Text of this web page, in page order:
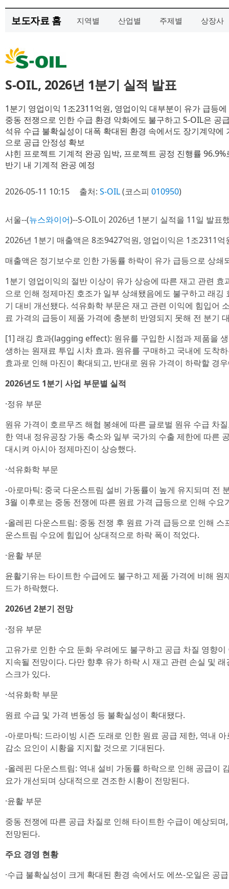
보도자료 홈 지역별 산업별 주제별 상장사
S-OIL, 2026년 1분기 실적 발표
1분기 영업이익 1조2311억원, 영업이익 대부분이 유가 급등
중동 전쟁으로 인한 수급 환경 악화에도 불구하고 S-OIL은 공
석유 수급 불확실성이 대폭 확대된 환경 속에서도 장기계약에
으로 공급 안정성 확보
샤힌 프로젝트 기계적 완공 임박, 프로젝트 공정 진행률
반기 내 기계적 완공 예정
2026-05-11 10:15 출처: S-OIL(코스피 010950)
서울--(뉴스와이어)--S-OIL이 2026년 1분기 실적을 11일 발표
2026년 1분기 매출액은 8조9427억원, 영업이익은 1조2311억
매출액은 정기보수로 인한 가동률 하락이 유가 급등으로 상쇄
1분기 영업이익의 절반 이상이 유가 상승에 따른 재고 관련
으로 인해 정제마진 호조가 일부 상쇄됐음에도 불구하고 래
기 대비 개선됐다. 석유화학 부문은 재고 관련 이익에 힘입어
료 가격의 급등이 제품 가격에 충분히 반영되지 못해 전 분기
[1] 래깅 효과(lagging effect): 원유를 구입한 시점과 제품을
생하는 원재료 투입 시차 효과. 원유를 구매하고 국내에 도착
효과로 인해 마진이 확대되고, 반대로 원유 가격이 하락할 경
2026년도 1분기 사업 부문별 실적
·정유 부문
원유 가격이 호르무즈 해협 봉쇄에 따른 글로벌 원유 수급 차
한 역내 정유공장 가동 축소와 일부 국가의 수출 제한에 따른
대시켜 아시아 정제마진이 상승했다.
·석유화학 부문
-아로마틱: 중국 다운스트림 설비 가동률이 높게 유지되며 전
3월 이후로는 중동 전쟁에 따른 원료 가격 급등으로 인해 수
-올레핀 다운스트림: 중동 전쟁 후 원료 가격 급등으로 인해
운스트림 수요에 힘입어 상대적으로 하락 폭이 적었다.
·윤활 부문
윤활기유는 타이트한 수급에도 불구하고 제품 가격에 비해
드가 하락했다.
2026년 2분기 전망
·정유 부문
고유가로 인한 수요 둔화 우려에도 불구하고 공급 차질 영향
지속될 전망이다. 다만 향후 유가 하락 시 재고 관련 손실 및
스크가 있다.
·석유화학 부문
원료 수급 및 가격 변동성 등 불확실성이 확대됐다.
-아로마틱: 드라이빙 시즌 도래로 인한 원료 공급 제한, 역내
감소 요인이 시황을 지지할 것으로 기대된다.
-올레핀 다운스트림: 역내 설비 가동률 하락으로 인해 공급이
요가 개선되며 상대적으로 견조한 시황이 전망된다.
·윤활 부문
중동 전쟁에 따른 공급 차질로 인해 타이트한 수급이 예상되
전망된다.
주요 경영 현황
·수급 불확실성이 크게 확대된 환경 속에서도 에쓰-오일은 공